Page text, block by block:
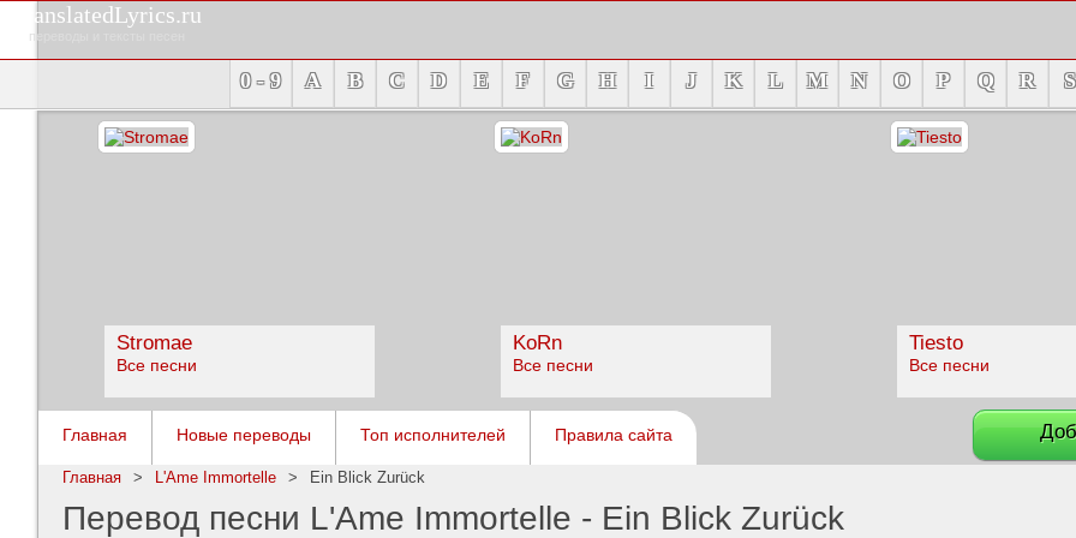
TranslatedLyrics.ru
переводы и тексты песен
0 - 9 A B C D E F G H I J K L M N O P Q R S
Stromae
Все песни
KoRn
Все песни
Tiesto
Все песни
Главная Новые переводы Топ исполнителей Правила сайта
Главная > L'Ame Immortelle > Ein Blick Zurück
Перевод песни L'Ame Immortelle - Ein Blick Zurück